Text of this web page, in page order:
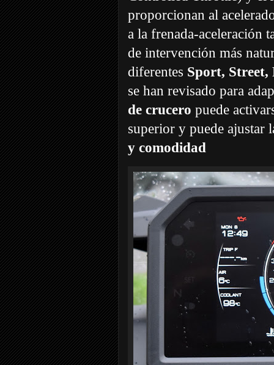
proporcionan al
a la frenada-aceleración
de intervención más
diferentes Sport,
se han revisado para
de crucero puede
superior y puede ajustar
y comodidad